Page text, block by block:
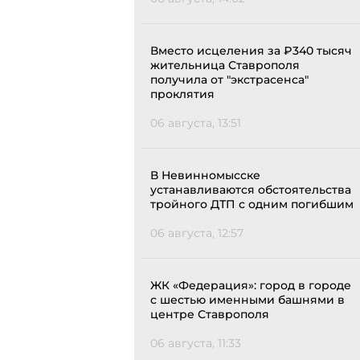
Вместо исцеления за ₽340 тысяч
жительница Ставрополя
получила от "экстрасенса"
проклятия
06 августа, 13:51
В Невинномысске
устанавливаются обстоятельства
тройного ДТП с одним погибшим
06 августа, 12:57
ЖК «Федерация»: город в городе
с шестью именными башнями в
центре Ставрополя
06 августа, 11:33